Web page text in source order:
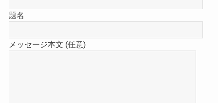
題名
メッセージ本文 (任意)